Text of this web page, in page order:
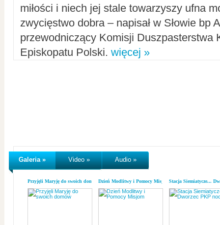
miłości i niech jej stale towarzyszy ufna
zwycięstwo dobra – napisał w Słowie bp
przewodniczący Komisji Duszpasterstwa
Episkopatu Polski. więcej »
Galeria » Video » Audio »
Przyjęli Maryję do swoich domówDzień Modlitwy i Pomocy MisjomStacja Siemiatycze...